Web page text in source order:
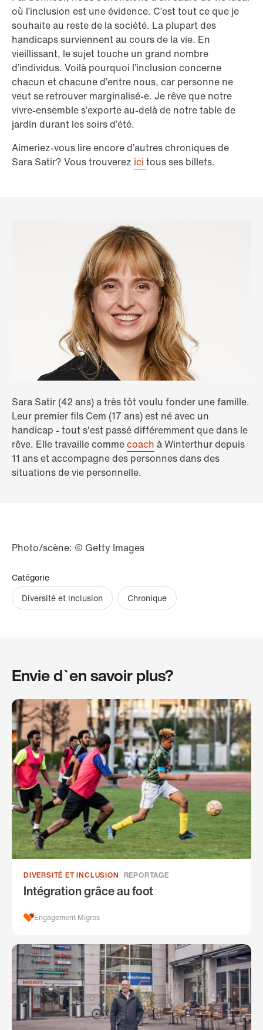
où l’inclusion est une évidence. C’est tout ce que je
souhaite au reste de la société. La plupart des
handicaps surviennent au cours de la vie. En
vieillissant, le sujet touche un grand nombre
d’individus. Voilà pourquoi l’inclusion concerne
chacun et chacune d’entre nous, car personne ne
veut se retrouver marginalisé-e. Je rêve que notre
vivre-ensemble s’exporte au-delà de notre table de
jardin durant les soirs d’été.
Aimeriez-vous lire encore d’autres chroniques de
Sara Satir? Vous trouverez ici tous ses billets.
Sara Satir (42 ans) a très tôt voulu fonder une famille.
Leur premier fils Cem (17 ans) est né avec un
handicap - tout s'est passé différemment que dans le
rêve. Elle travaille commecoach à Winterthur depuis
11 ans et accompagne des personnes dans des
situations de vie personnelle.
Photo/scène: © Getty Images
Catégorie
Diversité et inclusion
Chronique
Envie d`en savoir plus?
DIVERSITÉ ET INCLUSION REPORTAGE
Intégration grâce au foot
Engagement Migros